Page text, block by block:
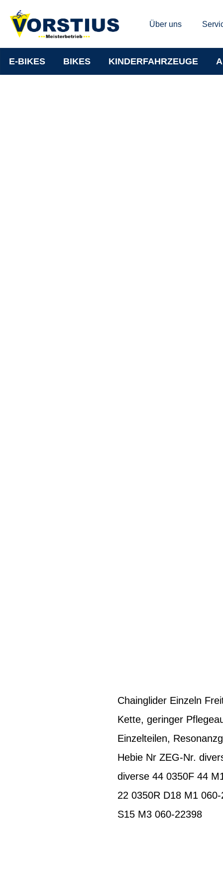
Über uns
E-BIKES BIKES KINDERFAHRZEUGE
Chainglider Einzeln
Kette, geringer
Einzelteilen,
Hebie Nr ZEG-Nr.
diverse 44 0350F 44
22 0350R D18 M1
S15 M3 060-22398